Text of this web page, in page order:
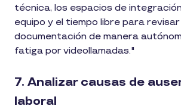
técnica, los espacios de
equipo y el tiempo libre para revisar
documentación de manera
fatiga por videollamadas."
7. Analizar causas de
laboral